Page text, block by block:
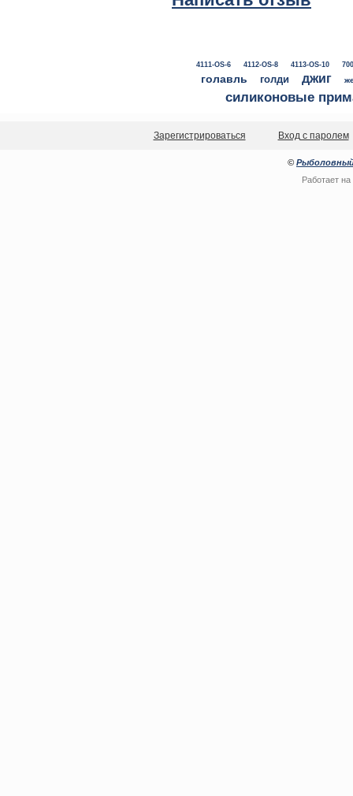
4111-OS-6 4112-OS-8 4113-OS-10
голавль голди джиг
силиконовые
Зарегистрироваться Вход с паролем
© Рыболовный
Работает